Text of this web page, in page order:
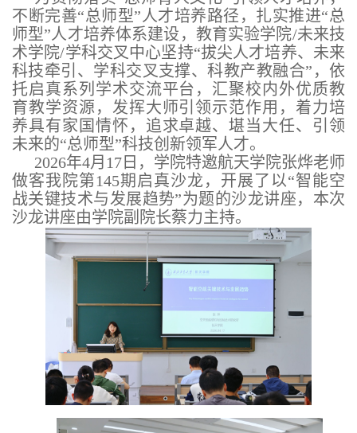
不断完善“总师型”人才培养路径，扎实推进“总
师型”人才培养体系建设，教育实验学院/未来技
术学院/学科交叉中心坚持“拔尖人才培养、未来
科技牵引、学科交叉支撑、科教产教融合”，依
托启真系列学术交流平台，汇聚校内外优质教
育教学资源，发挥大师引领示范作用，着力培
养具有家国情怀，追求卓越、堪当大任、引领
未来的“总师型”科技创新领军人才。
2026年4月17日，学院特邀航天学院张烨老师
做客我院第145期启真沙龙，开展了以“智能空
战关键技术与发展趋势”为题的沙龙讲座，本次
沙龙讲座由学院副院长蔡力主持。